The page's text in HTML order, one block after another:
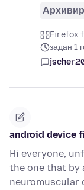
Firefox
задан 1
android device
Hi everyone,
the one that by
neuromuscular